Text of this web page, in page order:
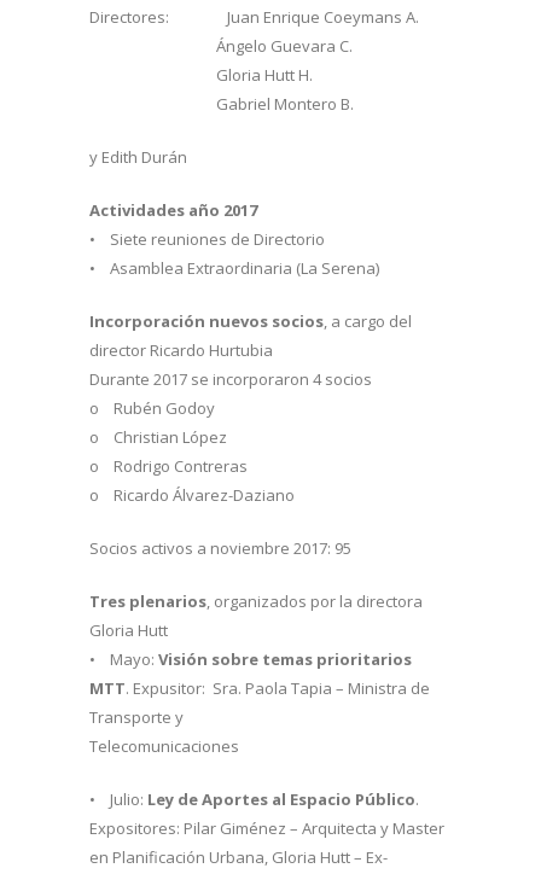
Directores: Juan Enrique Coeymans A.
Ángelo Guevara C.
Gloria Hutt H.
Gabriel Montero B.
y Edith Durán
Actividades año 2017
• Siete reuniones de Directorio
• Asamblea Extraordinaria (La Serena)
Incorporación nuevos socios, a cargo del
director Ricardo Hurtubia
Durante 2017 se incorporaron 4 socios
o Rubén Godoy
o Christian López
o Rodrigo Contreras
o Ricardo Álvarez-Daziano
Socios activos a noviembre 2017: 95
Tres plenarios, organizados por la directora
Gloria Hutt
• Mayo: Visión sobre temas prioritarios
MTT. Expusitor: Sra. Paola Tapia – Ministra de
Transporte y
Telecomunicaciones
• Julio: Ley de Aportes al Espacio Público.
Expositores: Pilar Giménez – Arquitecta y Master
en Planificación Urbana, Gloria Hutt – Ex-